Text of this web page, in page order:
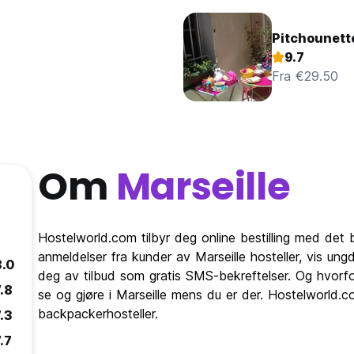
9.7
Fra €29.50
Om Marseille
Hostelworld.com tilbyr deg online bestilling med det
anmeldelser fra kunder av Marseille hosteller, vis
deg av tilbud som gratis SMS-bekreftelser. Og
se og gjøre i Marseille mens du er der.
backpackerhosteller.